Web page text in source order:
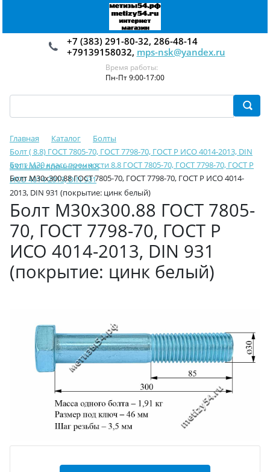
+7 (383) 291-80-32, 286-48-14
+79139158032, mps-nsk@yandex.ru
Время работы:
Пн-Пт 9:00-17:00
Главная Каталог
Болты
Болт ( 8.8) ГОСТ 7805-70, ГОСТ 7798-70, ГОСТ Р ИСО 4014-2013, DIN
931 класс прочности 8.8
Болт М30 класс прочности 8.8 ГОСТ 7805-70, ГОСТ 7798-70, ГОСТ Р
ИСО 4014-2013, DIN 931
Болт М30х300.88 ГОСТ 7805-70, ГОСТ 7798-70, ГОСТ Р ИСО 4014-
2013, DIN 931 (покрытие: цинк белый)
Болт М30х300.88 ГОСТ 7805-
70, ГОСТ 7798-70, ГОСТ Р
ИСО 4014-2013, DIN 931
(покрытие: цинк белый)